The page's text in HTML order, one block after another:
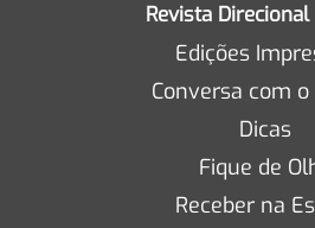
Revista
Edições
Conversa com
Dicas
Fique de
Receber na